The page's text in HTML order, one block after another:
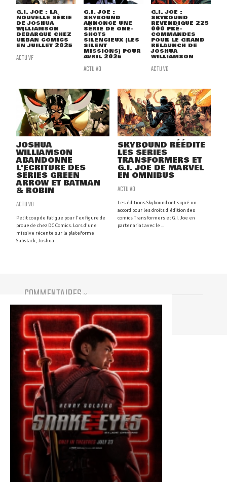
G.I. JOE : LA
NOUVELLE SÉRIE
DE JOSHUA
WILLIAMSON
DÉBARQUE CHEZ
URBAN COMICS
EN JUILLET 2025
ACTU VF
G.I. JOE :
SKYBOUND
ANNONCE UNE
SÉRIE DE ONE-
SHOTS
SILENCIEUX (LES
SILENT
MISSIONS) POUR
AVRIL 2025
ACTU VO
G.I. JOE :
SKYBOUND
REVENDIQUE 225
000 PRÉ-
COMMANDES
POUR LE GRAND
RELAUNCH DE
JOSHUA
WILLIAMSON
ACTU VO
JOSHUA
WILLIAMSON
ABANDONNE
L'ÉCRITURE DES
SÉRIES GREEN
ARROW ET BATMAN
& ROBIN
ACTU VO
Petit coup de fatigue pour l'ex figure de
proue de chez DC Comics. Lors d'une
missive récente sur la plateforme
Substack, Joshua ...
SKYBOUND RÉÉDITE
LES SÉRIES
TRANSFORMERS ET
G.I. JOE DE MARVEL
EN OMNIBUS
ACTU VO
Les éditions Skybound ont signé un
accord pour les droits d'édition des
comics Transformers et G.I. Joe en
partenariat avec le ...
COMMENTAIRES (0)
Vous devez être connecté pour participer